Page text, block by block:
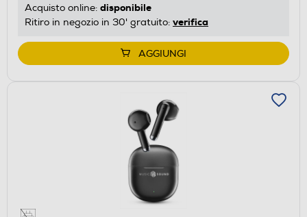
Acquisto online: disponibile
Ritiro in negozio in 30' gratuito: verifica
AGGIUNGI